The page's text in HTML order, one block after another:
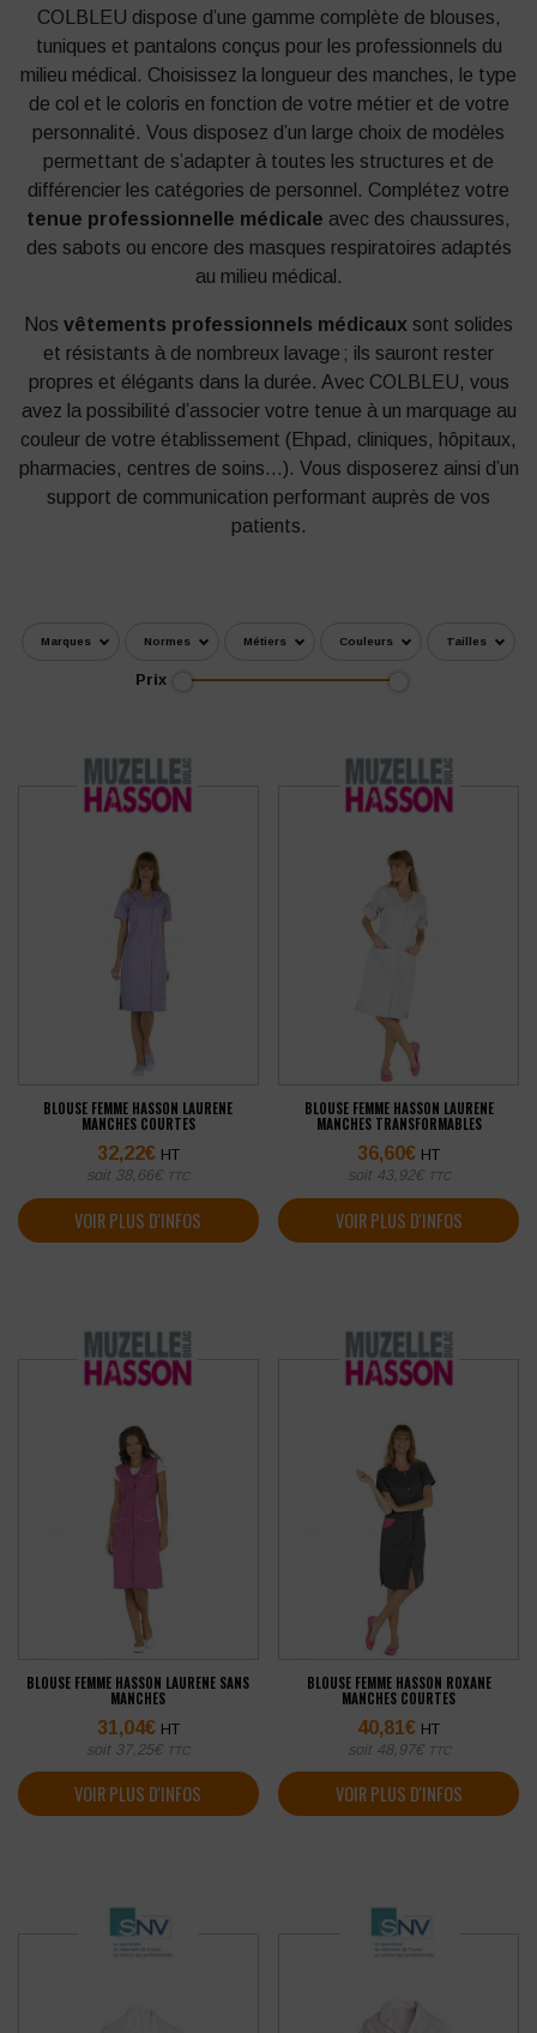
COLBLEU dispose d’une gamme complète de blouses,
tuniques et pantalons conçus pour les professionnels du
milieu médical. Choisissez la longueur des manches, le type
de col et le coloris en fonction de votre métier et de votre
personnalité. Vous disposez d’un large choix de modèles
permettant de s’adapter à toutes les structures et de
différencier les catégories de personnel. Complétez votre
tenue professionnelle médicale avec des chaussures,
des sabots ou encore des masques respiratoires adaptés
au milieu médical.
Nos vêtements professionnels médicaux sont solides
et résistants à de nombreux lavage ; ils sauront rester
propres et élégants dans la durée. Avec COLBLEU, vous
avez la possibilité d’associer votre tenue à un marquage au
couleur de votre établissement (Ehpad, cliniques, hôpitaux,
pharmacies, centres de soins…). Vous disposerez ainsi d’un
support de communication performant auprès de vos
patients.
Marques Normes Métiers Couleurs Tailles
Prix
BLOUSE FEMME HASSON LAURENE
MANCHES COURTES
32,22€ HT
soit 38,66€ TTC
VOIR PLUS D'INFOS
BLOUSE FEMME HASSON LAURENE
MANCHES TRANSFORMABLES
36,60€ HT
soit 43,92€ TTC
VOIR PLUS D'INFOS
BLOUSE FEMME HASSON LAURENE SANS
MANCHES
31,04€ HT
soit 37,25€ TTC
VOIR PLUS D'INFOS
BLOUSE FEMME HASSON ROXANE
MANCHES COURTES
40,81€ HT
soit 48,97€ TTC
VOIR PLUS D'INFOS